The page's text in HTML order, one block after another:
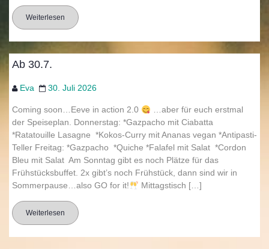
Weiterlesen
Ab 30.7.
Eva 30. Juli 2026
Coming soon…Eeve in action 2.0
…aber für euch erstmal
der Speiseplan. Donnerstag: *Gazpacho mit Ciabatta
*Ratatouille Lasagne *Kokos-Curry mit Ananas vegan *Antipasti-
Teller Freitag: *Gazpacho *Quiche *Falafel mit Salat *Cordon
Bleu mit Salat Am Sonntag gibt es noch Plätze für das
Frühstücksbuffet. 2x gibt’s noch Frühstück, dann sind wir in
Sommerpause…also GO for it!
Mittagstisch […]
Weiterlesen